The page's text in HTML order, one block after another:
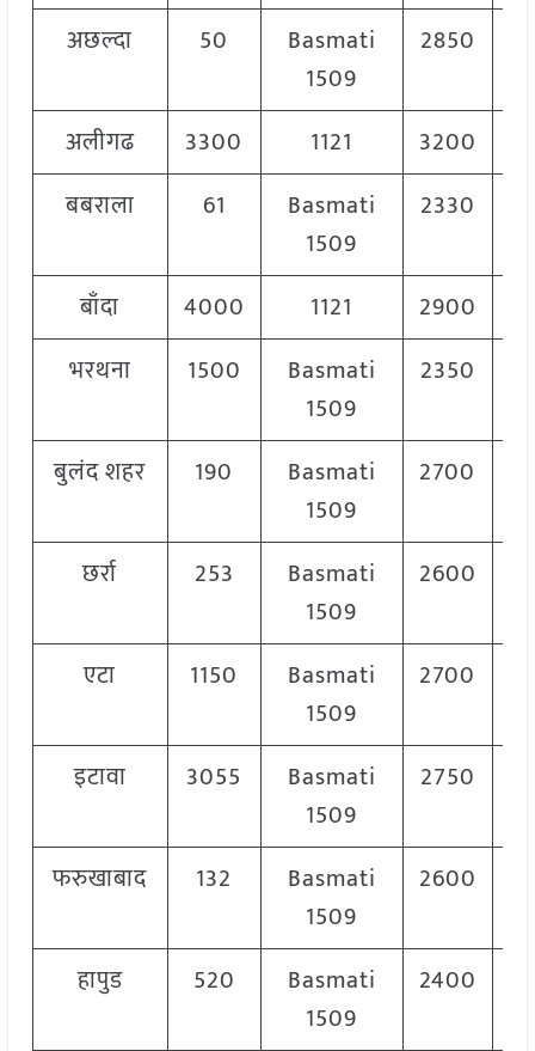
अछल्दा 50
Basmati
1509
2850
अलीगढ 3300 1121 3200
बबराला
61
Basmati
1509
2330
बाँदा 4000 1121 2900
भरथना
1500
Basmati
1509
2350
बुलंद शहर 190
Basmati
1509
2700
छर्रा 253
Basmati
1509
2600
एटा 1150
Basmati
1509
2700
इटावा 3055
Basmati
1509
2750
फरुखाबाद 132
Basmati
1509
2600
हापुड 520
Basmati
1509
2400